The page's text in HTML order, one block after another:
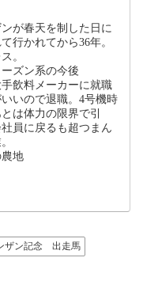
が春天を制した日に
行かれてから36年。
。
ーズン系の今後
手飲料メーカーに就職
いので退職。4号機時
は体力の限界で引
員に戻るも超つまん
農地
ザン記念 出走馬